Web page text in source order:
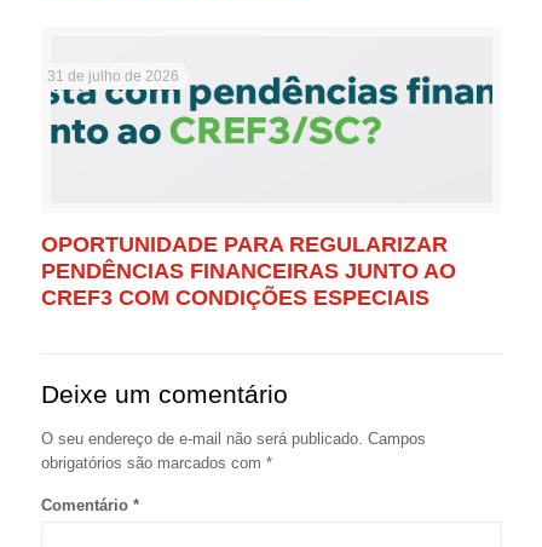
31 de julho de 2026
OPORTUNIDADE PARA REGULARIZAR
PENDÊNCIAS FINANCEIRAS JUNTO AO
CREF3 COM CONDIÇÕES ESPECIAIS
Deixe um comentário
O seu endereço de e-mail não será publicado. Campos
obrigatórios são marcados com *
Comentário *